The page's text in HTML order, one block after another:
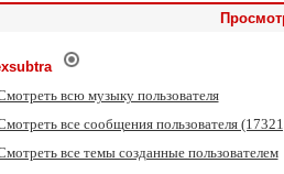
всю музыку пользователя
все сообщения пользователя
все темы созданные пользователем